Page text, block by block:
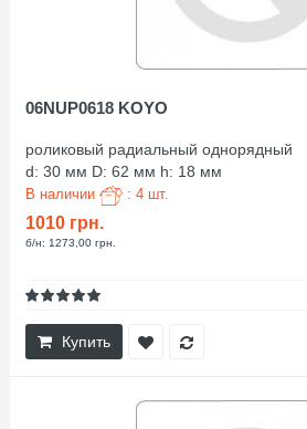
06NUP0618 KOYO
роликовый радиальный однорядный
d: 30 мм D: 62 мм h: 18 мм
В наличии : 4 шт.
1010 грн.
б/н: 1273,00 грн.
Купить